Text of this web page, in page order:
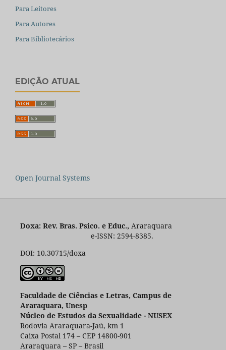
Para Leitores
Para Autores
Para Bibliotecários
EDIÇÃO ATUAL
Open Journal Systems
Doxa: Rev. Bras. Psico. e Educ., Araraquara
e-ISSN: 2594-8385.
DOI: 10.30715/doxa
Faculdade de Ciências e Letras, Campus de
Araraquara, Unesp
Núcleo de Estudos da Sexualidade - NUSEX
Rodovia Araraquara-Jaú, km 1
Caixa Postal 174 – CEP 14800-901
Araraquara – SP – Brasil